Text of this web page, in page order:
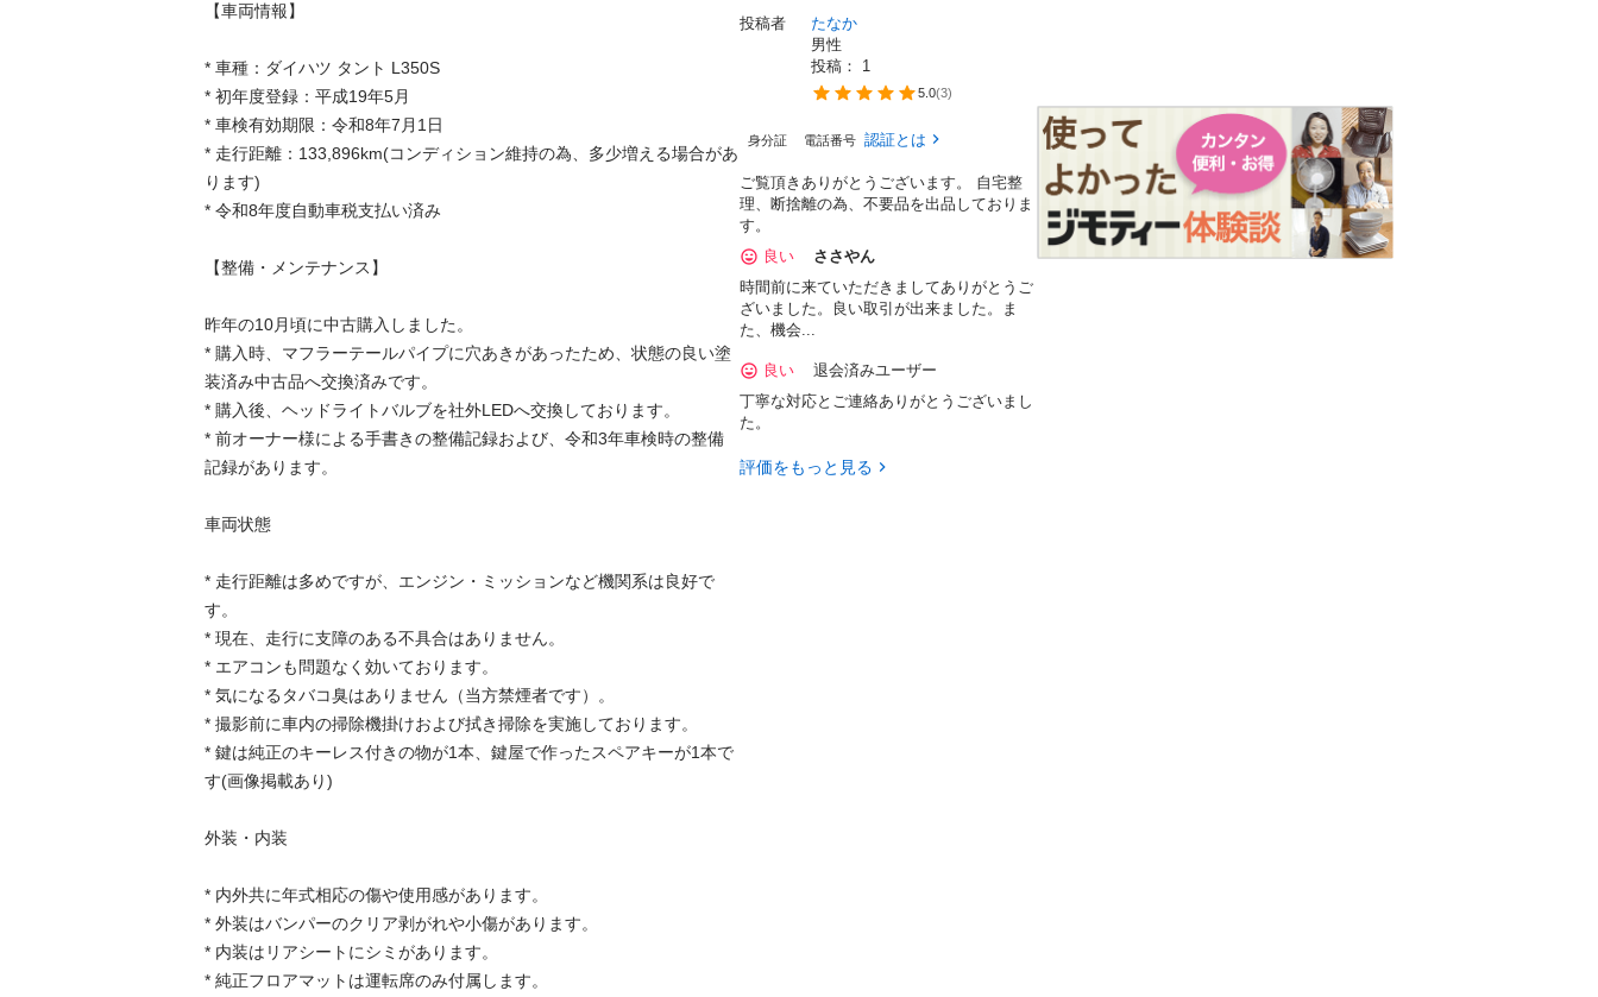
【車両情報】
* 車種：ダイハツ タント L350S
* 初年度登録：平成19年5月
* 車検有効期限：令和8年7月1日
* 走行距離：133,896km(コンディション維持の為、多少増える場合があ
ります)
* 令和8年度自動車税支払い済み
【整備・メンテナンス】
昨年の10月頃に中古購入しました。
* 購入時、マフラーテールパイプに穴あきがあったため、状態の良い塗
装済み中古品へ交換済みです。
* 購入後、ヘッドライトバルブを社外LEDへ交換しております。
* 前オーナー様による手書きの整備記録および、令和3年車検時の整備
記録があります。
車両状態
* 走行距離は多めですが、エンジン・ミッションなど機関系は良好で
す。
* 現在、走行に支障のある不具合はありません。
* エアコンも問題なく効いております。
* 気になるタバコ臭はありません（当方禁煙者です）。
* 撮影前に車内の掃除機掛けおよび拭き掃除を実施しております。
* 鍵は純正のキーレス付きの物が1本、鍵屋で作ったスペアキーが1本で
す(画像掲載あり)
外装・内装
* 内外共に年式相応の傷や使用感があります。
* 外装はバンパーのクリア剥がれや小傷があります。
* 内装はリアシートにシミがあります。
* 純正フロアマットは運転席のみ付属します。
投稿者
たなか
男性
投稿： 1
5.0(3)
身分証 電話番号 認証とは
ご覧頂きありがとうございます。 自宅整
理、断捨離の為、不要品を出品しておりま
す。
良い
ささやん
時間前に来ていただきましてありがとうご
ざいました。良い取引が出来ました。ま
た、機会...
良い
退会済みユーザー
丁寧な対応とご連絡ありがとうございまし
た。
評価をもっと見る